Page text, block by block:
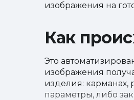
изображения на
Как
Это
изображения
изделия: карманах,
параметры, либо